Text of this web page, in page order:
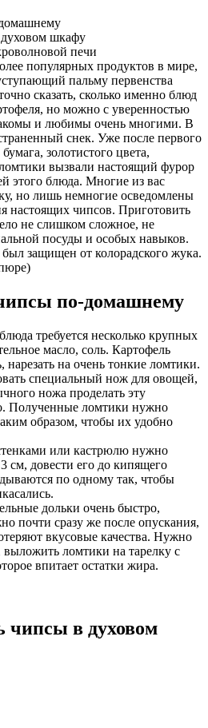
шкафу
печи
популярных продуктов в мире,
пальму первенства
сказать, сколько именно блюд
но можно с уверенностью
и любимы очень многими. В
снек. Уже после первого
золотистого цвета,
вызвали настоящий фурор
этого блюда. Многие из вас
но лишь немногие осведомлены
настоящих чипсов. Приготовить
не слишком сложное, не
посуды и особых навыков.
защищен от колорадского жука.
по-домашнему
требуется несколько крупных
масло, соль. Картофель
на очень тонкие ломтики.
специальный нож для овощей,
ножа проделать эту
Полученные ломтики нужно
образом, чтобы их удобно
или кастрюлю нужно
см, довести его до кипящего
по одному так, чтобы
дольки очень быстро,
почти сразу же после опускания,
вкусовые качества. Нужно
выложить ломтики на тарелку с
впитает остатки жира.
чипсы в духовом